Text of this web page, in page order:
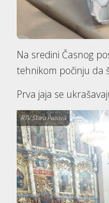
Na sredini Časnog
tehnikom počinju da
Prva jaja se
RTV Stara Pazova